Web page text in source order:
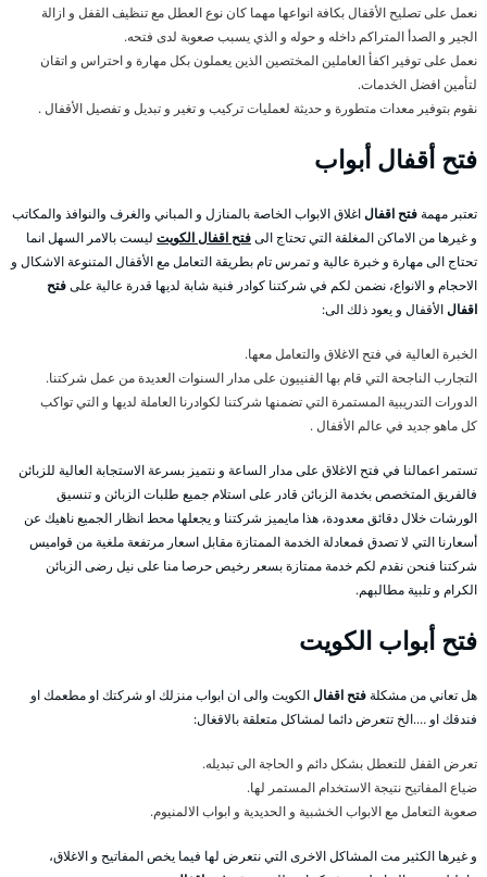
نعمل على تصليح الأقفال بكافة انواعها مهما كان نوع العطل مع تنظيف القفل و ازالة
الجير و الصدأ المتراكم داخله و حوله و الذي يسبب صعوبة لدى فتحه.
نعمل على توفير اكفأ العاملين المختصين الذين يعملون بكل مهارة و احتراس و اتقان
لتأمين افضل الخدمات.
نقوم بتوفير معدات متطورة و حديثة لعمليات تركيب و تغير و تبديل و تفصيل الأقفال .
فتح أقفال أبواب
تعتبر مهمةفتح اقفالاغلاق الابواب الخاصة بالمنازل و المباني والغرف والنوافذ والمكاتب
و غيرها من الاماكن المغلقة التي تحتاج الىفتح اقفال الكويت ليست بالامر السهل انما
تحتاج الى مهارة و خبرة عالية و تمرس تام بطريقة التعامل مع الأقفال المتنوعة الاشكال و
الاحجام و الانواع، نضمن لكم في شركتنا كوادر فنية شابة لديها قدرة عالية علىفتح
اقفالالأقفال و يعود ذلك الى:
الخبرة العالية في فتح الاغلاق والتعامل معها.
التجارب الناجحة التي قام بها الفنييون على مدار السنوات العديدة من عمل شركتنا.
الدورات التدريبية المستمرة التي تضمنها شركتنا لكوادرنا العاملة لديها و التي تواكب
كل ماهو جديد في عالم الأقفال .
تستمر اعمالنا في فتح الاغلاق على مدار الساعة و نتميز بسرعة الاستجابة العالية للزبائن
فالفريق المتخصص بخدمة الزبائن قادر على استلام جميع طلبات الزبائن و تنسيق
الورشات خلال دقائق معدودة، هذا مايميز شركتنا و يجعلها محط انظار الجميع ناهيك عن
أسعارنا التي لا تصدق فمعادلة الخدمة الممتازة مقابل اسعار مرتفعة ملغية من قواميس
شركتنا فنحن نقدم لكم خدمة ممتازة بسعر رخيص حرصا منا على نيل رضى الزبائن
الكرام و تلبية مطالبهم.
فتح أبواب الكويت
هل تعاني من مشكلةفتح اقفالالكويت والى ان ابواب منزلك او شركتك او مطعمك او
فندقك او ….الخ تتعرض دائما لمشاكل متعلقة بالاقغال:
تعرض القفل للتعطل بشكل دائم و الحاجة الى تبديله.
ضياع المفاتيح نتيجة الاستخدام المستمر لها.
صعوبة التعامل مع الابواب الخشبية و الحديدية و ابواب الالمنيوم.
و غيرها الكثير مت المشاكل الاخرى التي نتعرض لها فيما يخص المفاتيح و الاغلاق،